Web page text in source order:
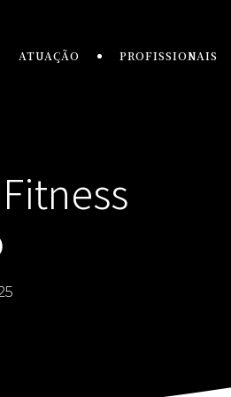
ATUAÇÃO PROFISSIONAIS